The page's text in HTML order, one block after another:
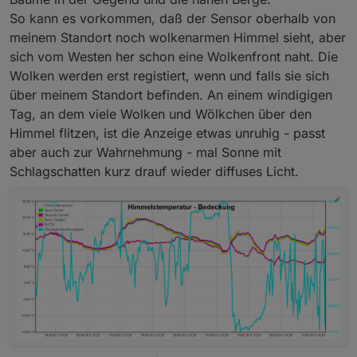
So kann es vorkommen, daß der Sensor oberhalb von
meinem Standort noch wolkenarmen Himmel sieht, aber
sich vom Westen her schon eine Wolkenfront naht. Die
Wolken werden erst registiert, wenn und falls sie sich
über meinem Standort befinden. An einem windigigen
Tag, an dem viele Wolken und Wölkchen über den
Himmel flitzen, ist die Anzeige etwas unruhig - passt
aber auch zur Wahrnehmung - mal Sonne mit
Schlagschatten kurz drauf wieder diffuses Licht.